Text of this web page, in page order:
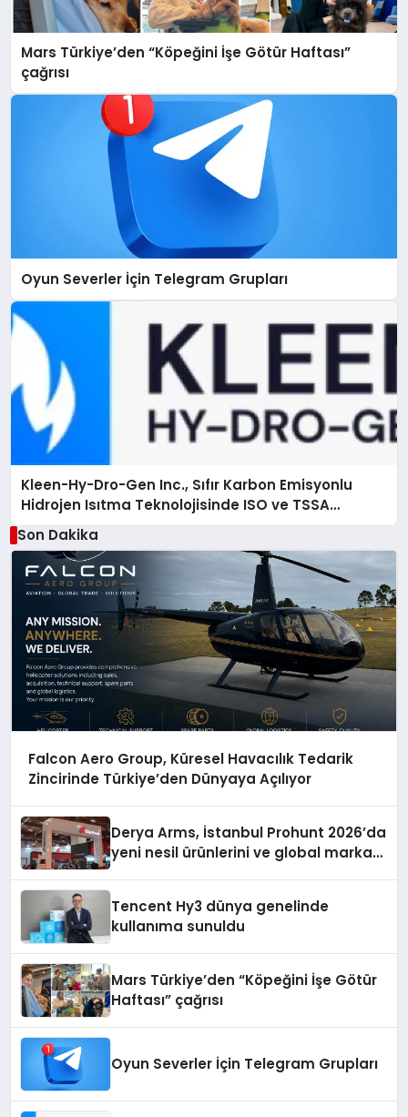
Mars Türkiye’den “Köpeğini İşe Götür Haftası”
çağrısı
Oyun Severler İçin Telegram Grupları
Kleen-Hy-Dro-Gen Inc., Sıfır Karbon Emisyonlu
Hidrojen Isıtma Teknolojisinde ISO ve TSSA
Düzenleyici Onaylarını Aldı
Son Dakika
Falcon Aero Group, Küresel Havacılık Tedarik
Zincirinde Türkiye’den Dünyaya Açılıyor
Derya Arms, İstanbul Prohunt 2026’da
yeni nesil ürünlerini ve global marka
Tencent Hy3 dünya genelinde
kullanıma sunuldu
Mars Türkiye’den “Köpeğini İşe Götür
Haftası” çağrısı
Oyun Severler İçin Telegram Grupları